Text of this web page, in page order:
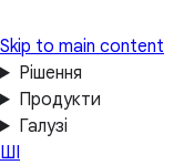
Skip to main content
Рішення
Продукти
Галузі
ШІ